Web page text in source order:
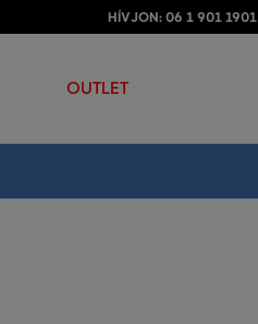
HÍVJON: 06 1 901 1901
OUTLET